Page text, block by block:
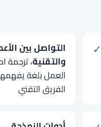
✓
التواصل بين
والتقنية، ترجمة
العمل بلغة
الفريق التقني